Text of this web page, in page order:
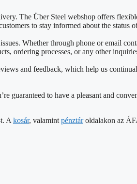
The Über Steel webshop offers
to stay informed about the status
Whether through phone or email
ordering processes, or any other
and feedback, which help us
guaranteed to have a pleasant and
A kosár, valamint pénztároldalakon az